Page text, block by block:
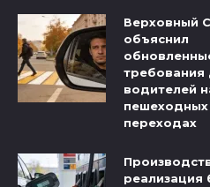
Верховный
объяснил
требования
водителей
пешеходных
переходах
реализация